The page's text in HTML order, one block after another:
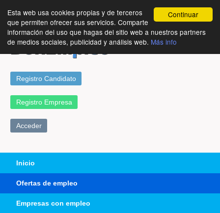
Continuar
Esta web usa cookies propias y de terceros
que permiten ofrecer sus servicios. Comparte
información del uso que hagas del sitio web a nuestros partners
de medios sociales, publicidad y análisis web. Más info
Registro Candidato
Registro Empresa
Acceder
Inicio
Ofertas de empleo
Empresas con empleo